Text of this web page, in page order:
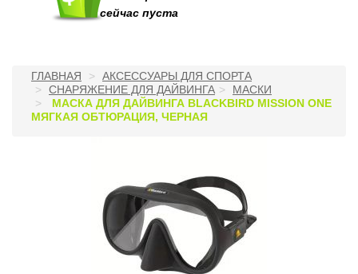
сейчас пуста
ГЛАВНАЯ
АКСЕССУАРЫ ДЛЯ СПОРТА
СНАРЯЖЕНИЕ ДЛЯ ДАЙВИНГА
МАСКИ
МАСКА ДЛЯ ДАЙВИНГА BLACKBIRD MISSION ONE
МЯГКАЯ ОБТЮРАЦИЯ, ЧЕРНАЯ